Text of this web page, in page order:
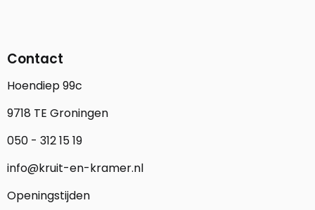
Contact
Hoendiep 99c
9718 TE Groningen
050 - 312 15 19
info@kruit-en-kramer.nl
Openingstijden